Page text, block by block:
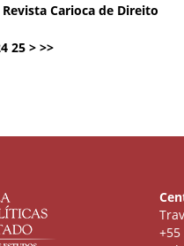
Carioca de Direito
25 > >>
+55